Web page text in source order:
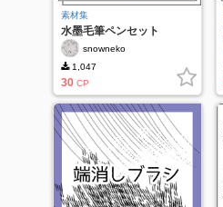
素材集
水墨毛筆ペンセット
snowneko
1,047
30 CP